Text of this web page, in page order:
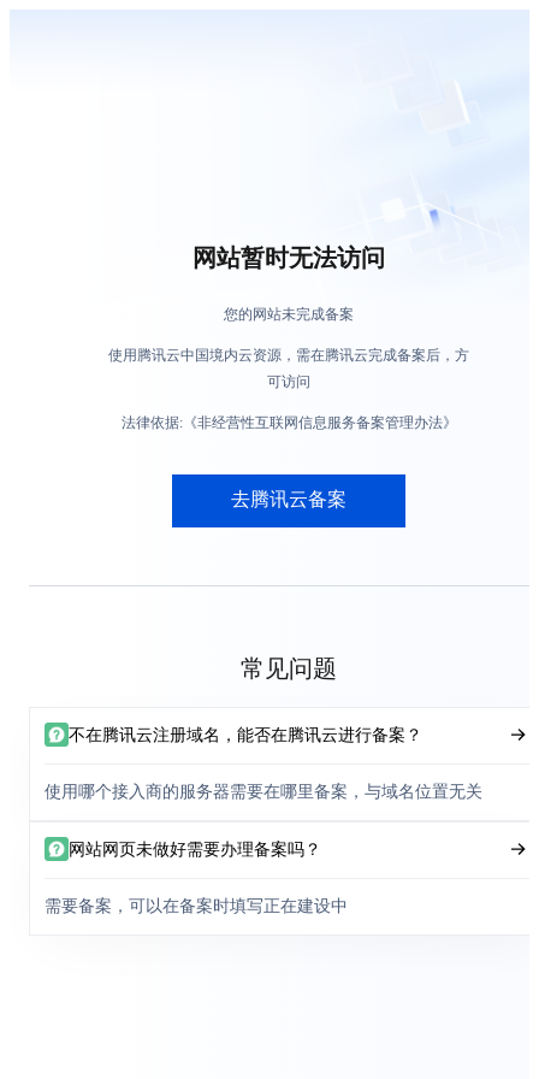
网站暂时无法访问
您的网站未完成备案
使用腾讯云中国境内云资源，需在腾讯云完成备案后，方
可访问
法律依据:《非经营性互联网信息服务备案管理办法》
去腾讯云备案
常见问题
不在腾讯云注册域名，能否在腾讯云进行备案？
使用哪个接入商的服务器需要在哪里备案，与域名位置无关
网站网页未做好需要办理备案吗？
需要备案，可以在备案时填写正在建设中